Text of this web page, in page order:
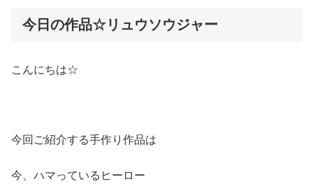
今日の作品☆リュウソウジャー
こんにちは☆
今回ご紹介する手作り作品は
今、ハマっているヒーロー